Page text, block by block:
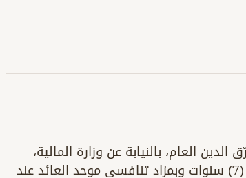
العام، بالنيابة عن وزارة المالية،
بقيمة إجمالية بلغت (50) مليون دينار كويتي لأجل (7) سنوات وبمزاد تنافسي موحد العائد عند